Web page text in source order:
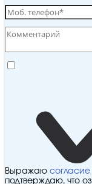
Выражаю согласие
подтверждаю, что